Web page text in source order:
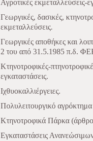
Αγροτικές εκμεταλλεύσεις-
Γεωργικές, δασικές,
εκμεταλλεύσεις.
Γεωργικές αποθήκες και
2 του από 31.5.1985 π.δ.
Κτηνοτροφικές-
εγκαταστάσεις.
Ιχθυοκαλλιέργειες.
Πολυλειτουργικό
Κτηνοτροφικά Πάρκα
Εγκαταστάσεις